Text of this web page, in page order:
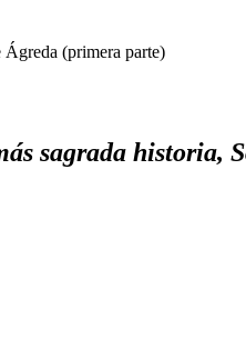
Ágreda (primera parte)
sagrada historia,